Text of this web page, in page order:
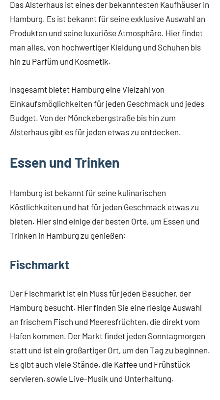
Das Alsterhaus ist eines der bekanntesten Kaufhäuser in
Hamburg. Es ist bekannt für seine exklusive Auswahl an
Produkten und seine luxuriöse Atmosphäre. Hier findet
man alles, von hochwertiger Kleidung und Schuhen bis
hin zu Parfüm und Kosmetik.
Insgesamt bietet Hamburg eine Vielzahl von
Einkaufsmöglichkeiten für jeden Geschmack und jedes
Budget. Von der Mönckebergstraße bis hin zum
Alsterhaus gibt es für jeden etwas zu entdecken.
Essen und Trinken
Hamburg ist bekannt für seine kulinarischen
Köstlichkeiten und hat für jeden Geschmack etwas zu
bieten. Hier sind einige der besten Orte, um Essen und
Trinken in Hamburg zu genießen:
Fischmarkt
Der Fischmarkt ist ein Muss für jeden Besucher, der
Hamburg besucht. Hier finden Sie eine riesige Auswahl
an frischem Fisch und Meeresfrüchten, die direkt vom
Hafen kommen. Der Markt findet jeden Sonntagmorgen
statt und ist ein großartiger Ort, um den Tag zu beginnen.
Es gibt auch viele Stände, die Kaffee und Frühstück
servieren, sowie Live-Musik und Unterhaltung.